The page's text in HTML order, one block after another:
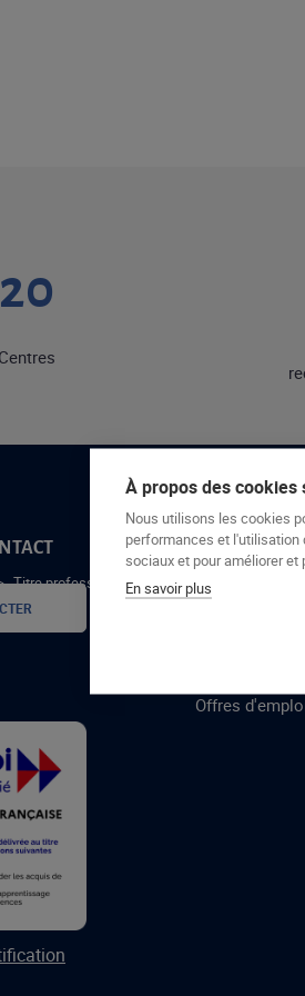
Le groupe Afec
Titre professionnel Assitant(e) de Vie aux
20
Centres
GROUPE
Formations
Offres
À propos des cookies
Nous utilisons les cookies
performances et
sociaux et pour améliorer et
En savoir plus